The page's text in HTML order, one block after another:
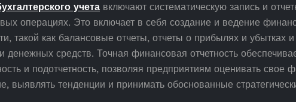
учета включают систематическую запись и
операциях. Это включает в себя создание и ведение
такой как балансовые отчеты, отчеты о прибылях и убытках
денежных средств. Точная финансовая отчетность
и подотчетность, позволяя предприятиям оценивать свое
выявлять тенденции и принимать обоснованные